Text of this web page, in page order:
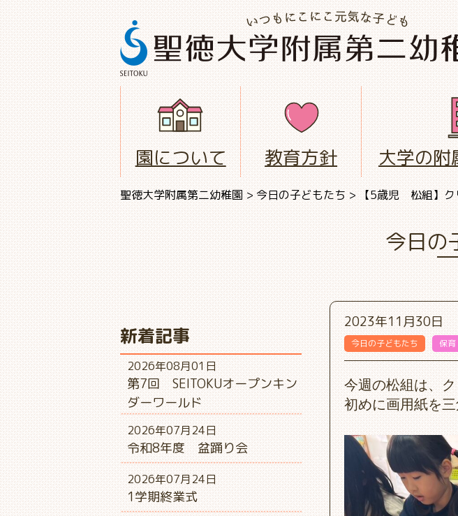
園について 教育方針 大学の附
聖徳大学附属第二幼稚園>今日の子どもたち>【5歳児 松組】ク
今日の
新着記事
2026年08月01日
第7回 SEITOKUオープンキン
ダーワールド
2026年07月24日
令和8年度 盆踊り会
2026年07月24日
1学期終業式
2023年11月30日
今日の子どもたち 保育
今週の松組は、
初めに画用紙を